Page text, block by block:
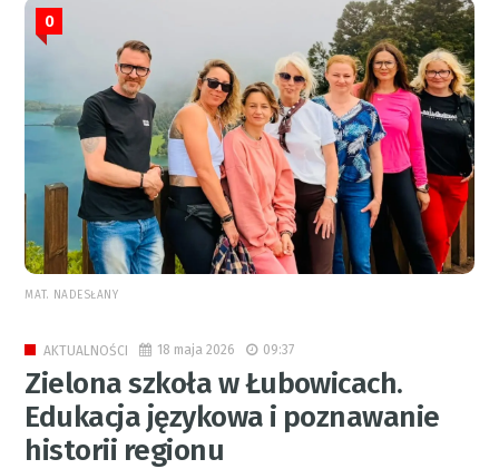
0
MAT. NADESŁANY
AKTUALNOŚCI 18 maja 2026 09:37
Zielona szkoła w Łubowicach.
Edukacja językowa i poznawanie
historii regionu